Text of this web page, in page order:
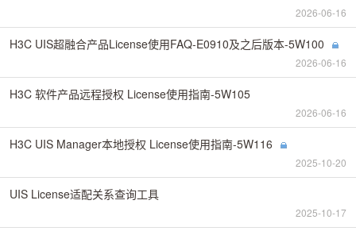
2026-06-16
H3C UIS超融合产品License使用FAQ-E0910及之后版本-5W100
2026-06-16
H3C 软件产品远程授权 License使用指南-5W105
2026-06-16
H3C UIS Manager本地授权 License使用指南-5W116
2025-10-20
UIS License适配关系查询工具
2025-10-17